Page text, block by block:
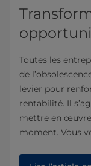
Toutes les
de
levier pour
rentabilité. Il
mettre en œuvre
moment. Vous